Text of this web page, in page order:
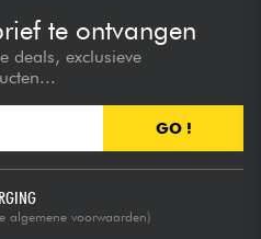
te ontvangen
deals, exclusieve
GO !
algemene voorwaarden)